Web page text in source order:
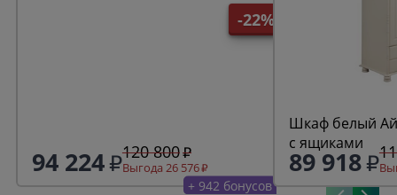
-22%
94 224 120 800
Выгода 26 576
+ 942 бонусов
Шкаф белый
с ящиками
89 918